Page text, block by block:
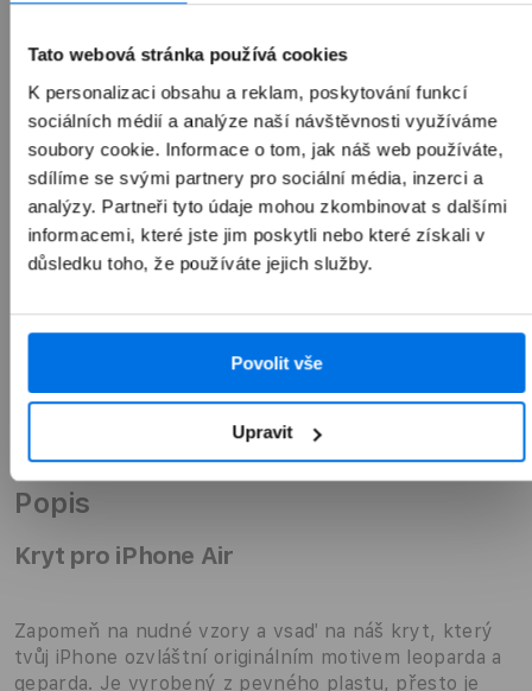
Tato webová stránka používá cookies
K personalizaci obsahu a reklam, poskytování funkcí
sociálních médií a analýze naší návštěvnosti využíváme
soubory cookie. Informace o tom, jak náš web používáte,
sdílíme se svými partnery pro sociální média, inzerci a
analýzy. Partneři tyto údaje mohou zkombinovat s dalšími
informacemi, které jste jim poskytli nebo které získali v
důsledku toho, že používáte jejich služby.
Povolit vše
Upravit
Přidat do košíku
Popis
Kryt pro iPhone Air
Zapomeň na nudné vzory a vsaď na náš kryt, který
tvůj iPhone ozvláštní originálním motivem leoparda a
geparda. Je vyrobený z pevného plastu, přesto je